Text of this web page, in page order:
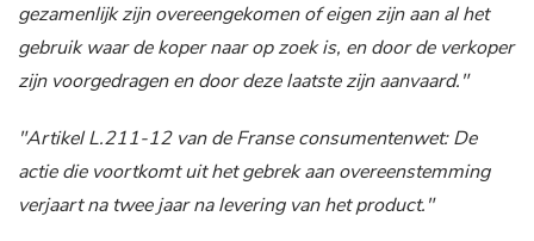
gezamenlijk zijn overeengekomen of eigen zijn aan al het
gebruik waar de koper naar op zoek is, en door de verkoper
zijn voorgedragen en door deze laatste zijn aanvaard."
"Artikel L.211-12 van de Franse consumentenwet: De
actie die voortkomt uit het gebrek aan overeenstemming
verjaart na twee jaar na levering van het product."